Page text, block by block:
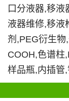
口分液器,移液
液器维修,移液
剂,PEG衍生
COOH,色谱柱
样品瓶,内插管